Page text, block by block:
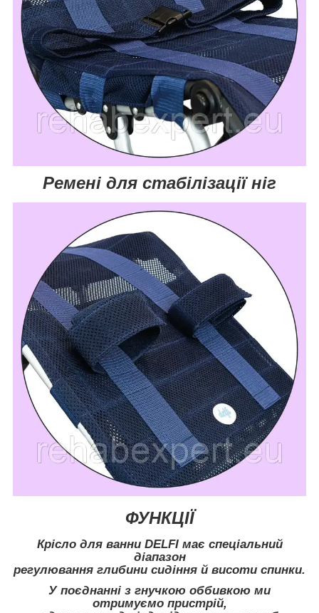
Ремені для стабілізації ніг
ФУНКЦІЇ
Крісло для ванни DELFI має спеціальний
діапазон
регулювання глибини сидіння й висоти спинки.
У поєднанні з гнучкою оббивкою ми
отримуємо пристрій,